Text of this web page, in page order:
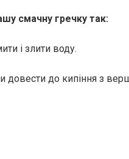
смачну гречку так:
і злити воду.
довести до кипіння з